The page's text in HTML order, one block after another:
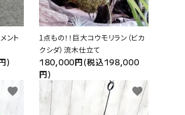
ント
)
1点もの！！巨大コウモリラン（ビカ
クシダ）流木仕立て
180,000円(税込198,000
円)
favorite favorite